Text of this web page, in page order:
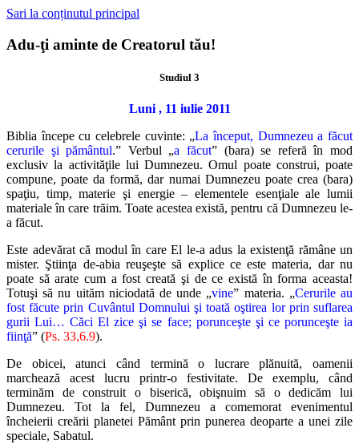
Sari la conținutul principal
Adu-ţi aminte de Creatorul tău!
Studiul 3
Luni , 11 iulie 2011
Biblia începe cu celebrele cuvinte: „La început, Dumnezeu a făcut
cerurile şi pământul.” Verbul „a făcut” (bara) se referă în mod
exclusiv la activităţile lui Dumnezeu. Omul poate construi, poate
compune, poate da formă, dar numai Dumnezeu poate crea (bara)
spaţiu, timp, materie şi energie – elementele esenţiale ale lumii
materiale în care trăim. Toate acestea există, pentru că Dumnezeu le-
a făcut.
Este adevărat că modul în care El le-a adus la existenţă rămâne un
mister. Ştiinţa de-abia reuşeşte să explice ce este materia, dar nu
poate să arate cum a fost creată şi de ce există în forma aceasta!
Totuşi să nu uităm niciodată de unde „vine” materia. „Cerurile au
fost făcute prin Cuvântul Domnului şi toată oştirea lor prin suflarea
gurii Lui… Căci El zice şi se face; porunceşte şi ce porunceşte ia
fiinţă” (Ps. 33,6.9).
De obicei, atunci când termină o lucrare plănuită, oamenii
marchează acest lucru printr-o festivitate. De exemplu, când
terminăm de construit o biserică, obişnuim să o dedicăm lui
Dumnezeu. Tot la fel, Dumnezeu a comemorat evenimentul
încheierii creării planetei Pământ prin punerea deoparte a unei zile
speciale, Sabatul.